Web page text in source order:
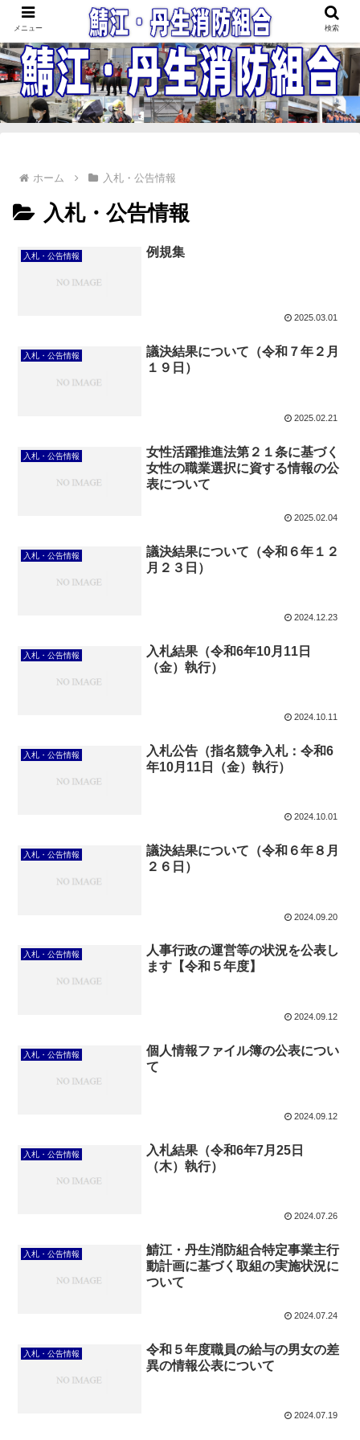
鯖江・丹生消防組合
ホーム 入札・公告情報
入札・公告情報
入札・公告情報 例規集
2025.03.01
入札・公告情報
議決結果について（令和７年２月
１９日）
2025.02.21
入札・公告情報
女性活躍推進法第２１条に基づく
女性の職業選択に資する情報の公
表について
2025.02.04
入札・公告情報
議決結果について（令和６年１２
月２３日）
2024.12.23
入札・公告情報
入札結果（令和6年10月11日
（金）執行）
2024.10.11
入札・公告情報
入札公告（指名競争入札：令和6
年10月11日（金）執行）
2024.10.01
入札・公告情報
議決結果について（令和６年８月
２６日）
2024.09.20
入札・公告情報
人事行政の運営等の状況を公表し
ます【令和５年度】
2024.09.12
入札・公告情報
個人情報ファイル簿の公表につい
て
2024.09.12
入札・公告情報
入札結果（令和6年7月25日
（木）執行）
2024.07.26
入札・公告情報
鯖江・丹生消防組合特定事業主行
動計画に基づく取組の実施状況に
ついて
2024.07.24
入札・公告情報
令和５年度職員の給与の男女の差
異の情報公表について
2024.07.19
メニュー 検索